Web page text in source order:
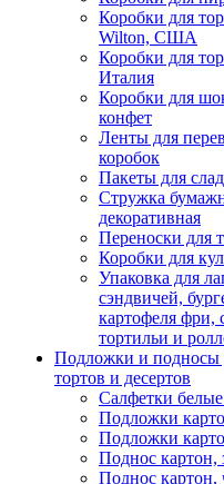
Коробки для
Wilton, США
Коробки для
Италия
Коробки для
конфет
Ленты для
коробок
Пакеты для
Стружка
декоративная
Переноски для
Коробки для
Упаковка для
сэндвичей,
картофеля фри,
тортильи и
Подложки и подносы
тортов и десертов
Салфетки
Подложки
Подложки
Поднос картон,
Поднос картон,